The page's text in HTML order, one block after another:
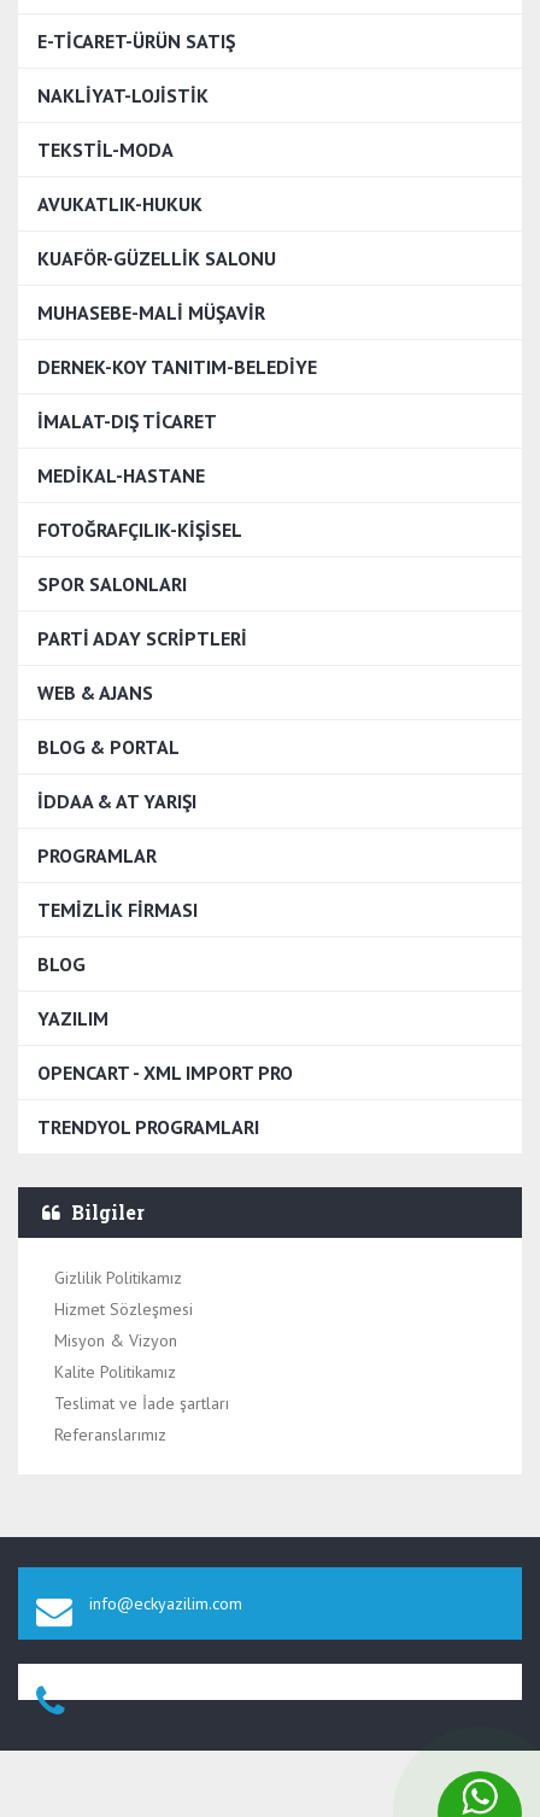
E-TİCARET-ÜRÜN SATIŞ
NAKLİYAT-LOJİSTİK
TEKSTİL-MODA
AVUKATLIK-HUKUK
KUAFÖR-GÜZELLİK SALONU
MUHASEBE-MALİ MÜŞAVİR
DERNEK-KOY TANITIM-BELEDİYE
İMALAT-DIŞ TİCARET
MEDİKAL-HASTANE
FOTOĞRAFÇILIK-KİŞİSEL
SPOR SALONLARI
PARTİ ADAY SCRİPTLERİ
WEB & AJANS
BLOG & PORTAL
İDDAA & AT YARIŞI
PROGRAMLAR
TEMIZLIK FIRMASI
BLOG
YAZILIM
OPENCART - XML IMPORT PRO
TRENDYOL PROGRAMLARI
Bilgiler
Gizlilik Politikamız
Hizmet Sözleşmesi
Misyon & Vizyon
Kalite Politikamız
Teslimat ve İade şartları
Referanslarımız
info@eckyazilim.com